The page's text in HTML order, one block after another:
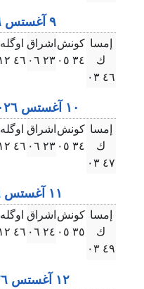
٩ آغستس ۲۰۲٦ - پازار
إمسا
ك
٤٦ ۰۳
كونش
۳٤ ۰٥
اشراق
۲۳ ۰٦
اوگله
٤٦ ۱۲
۱۰ آغستس ۲۰۲٦ - پازارايرتسى
إمسا
ك
٤٧ ۰۳
كونش
۳٤ ۰٥
اشراق
۲۳ ۰٦
اوگله
٤٦ ۱۲
۱۱ آغستس ۲۰۲٦ - سالى
إمسا
ك
٤٩ ۰۳
كونش
۳٥ ۰٥
اشراق
۲٤ ۰٦
اوگله
٤٦ ۱۲
۱۲ آغستس ۲۰۲٦ - چارشانبا